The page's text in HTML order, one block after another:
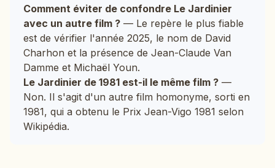
Comment éviter de confondre Le Jardinier
avec un autre film ? — Le repère le plus fiable
est de vérifier l'année 2025, le nom de David
Charhon et la présence de Jean-Claude Van
Damme et Michaël Youn.
Le Jardinier de 1981 est-il le même film ? —
Non. Il s'agit d'un autre film homonyme, sorti en
1981, qui a obtenu le Prix Jean-Vigo 1981 selon
Wikipédia.